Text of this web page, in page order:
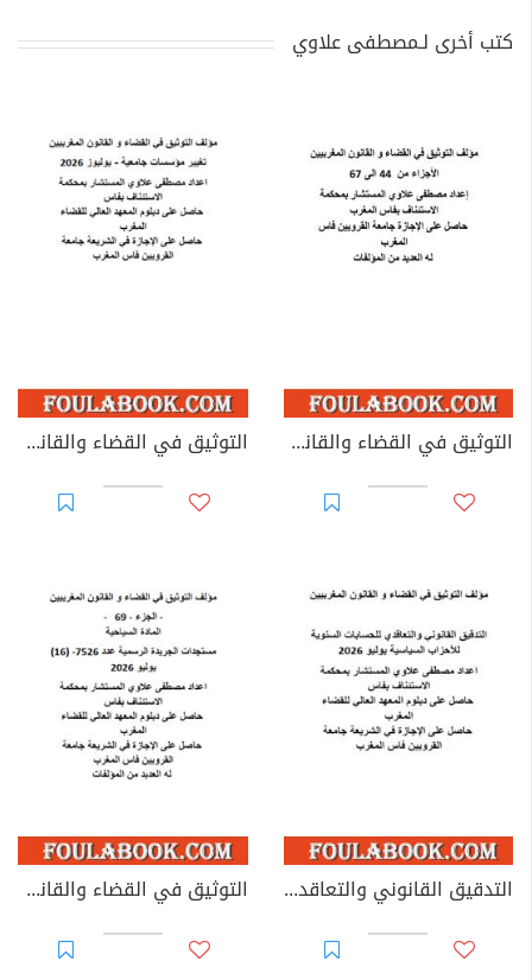
كتب أخرى لـمصطفى علاوي
التوثيق في القضاء والقانون المغربيين - الأجزاء من 44 إلى 67 التوثيق في القضاء والقانون المغربيين: تغيير مؤسسات جامعية - يوليوز 2026
التدقيق القانوني والتعاقدي للحسابات السنوية للأحزاب السياسية التوثيق في القضاء والقانون المغربيين - الجزء 69